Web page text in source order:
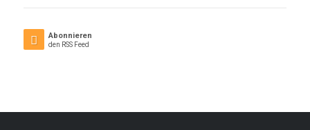
Abonnieren
den RSS Feed